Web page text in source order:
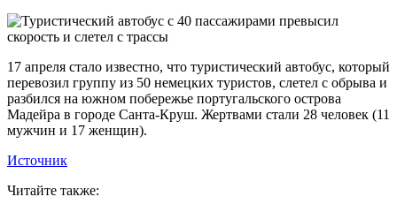
17 апреля стало известно, что туристический автобус, который
перевозил группу из 50 немецких туристов, слетел с обрыва и
разбился на южном побережье португальского острова
Мадейра в городе Санта-Круш. Жертвами стали 28 человек (11
мужчин и 17 женщин).
Источник
Читайте также: